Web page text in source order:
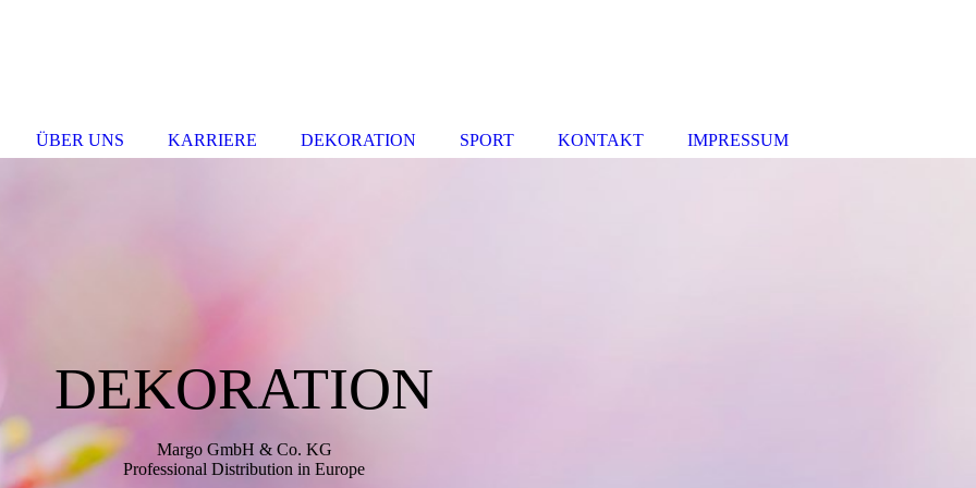
DEKORATION
Margo GmbH & Co. KG
Professional Distribution in Europe
ÜBER UNS KARRIERE DEKORATION SPORT KONTAKT IMPRESSUM